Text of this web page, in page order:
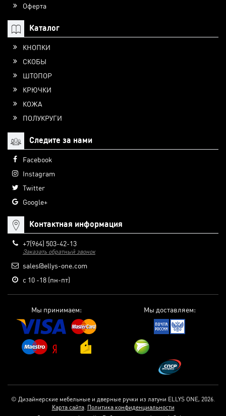
Оферта
Каталог
КНОПКИ
СКОБЫ
ШТОПОР
КРЮЧКИ
КОЖА
ПОЛУКРУГИ
Следите за нами
Facebook
Instagram
Twitter
Google+
Контактная информация
+7(964) 503-42-13
Заказать обратный звонок
sales@ellys-one.com
с 10 -18 (пн-пт)
Мы принимаем: Мы доставляем:
© Дизайнерские мебельные и дверные ручки из латуни ELLYS ONE, 2026.
Карта сайта. Политика конфиденциальности